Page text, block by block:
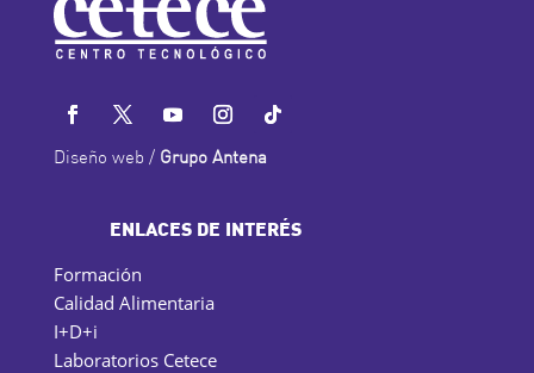
Diseño web / Grupo Antena
ENLACES DE INTERÉS
Formación
Calidad Alimentaria
I+D+i
Laboratorios Cetece